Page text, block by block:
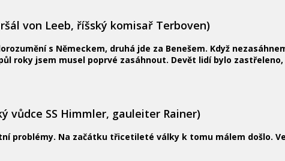
von Leeb, říšský komisař Terboven)
s Německem, druhá jde za Benešem. Když
roky jsem musel poprvé zasáhnout. Devět lidí bylo
vůdce SS Himmler, gauleiter Rainer)
problémy. Na začátku třicetileté války k tomu málem došlo.